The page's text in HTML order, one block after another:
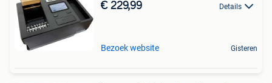
€ 229,99 Details
Bezoek website Gisteren